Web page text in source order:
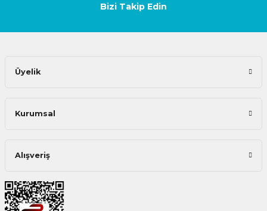
Bizi Takip Edin
Üyelik
Kurumsal
Alışveriş